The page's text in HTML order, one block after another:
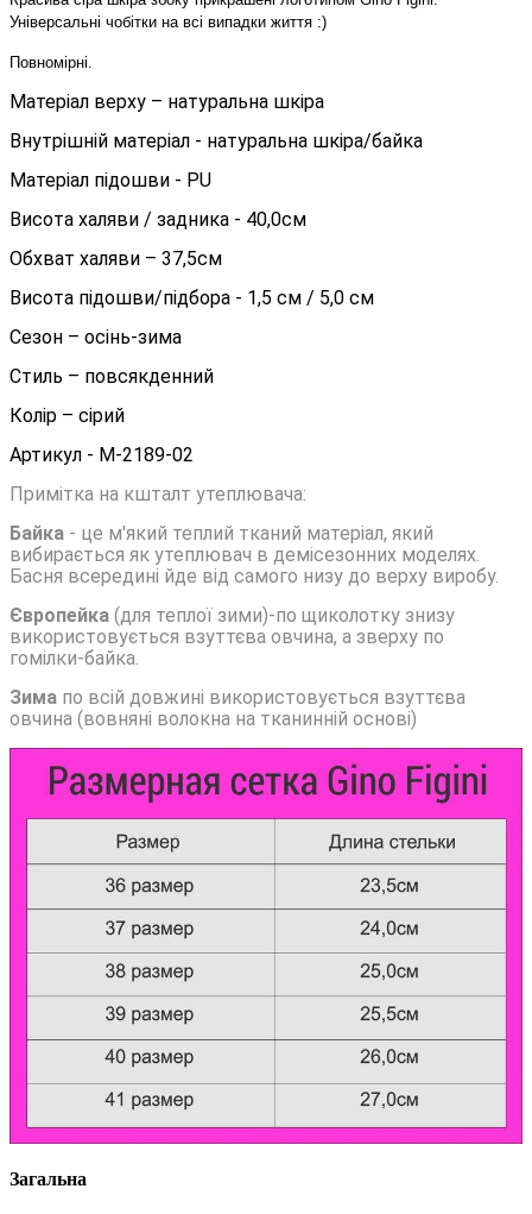
Універсальні чобітки на всі випадки життя :)
Повномірні.
Матеріал верху – натуральна шкіра
Внутрішній матеріал - натуральна шкіра/байка
Матеріал підошви - PU
Висота халяви / задника - 40,0см
Обхват халяви – 37,5см
Висота підошви/підбора - 1,5 см / 5,0 см
Сезон – осінь-зима
Стиль – повсякденний
Колір – сірий
Артикул - М-2189-02
Примітка на кшталт утеплювача:
Байка - це м'який теплий тканий матеріал, який
вибирається як утеплювач в демісезонних моделях.
Басня всередині йде від самого низу до верху виробу.
Європейка (для теплої зими)-по щиколотку знизу
використовується взуттєва овчина, а зверху по
гомілки-байка.
Зима по всій довжині використовується взуттєва
овчина (вовняні волокна на тканинній основі)
Загальна